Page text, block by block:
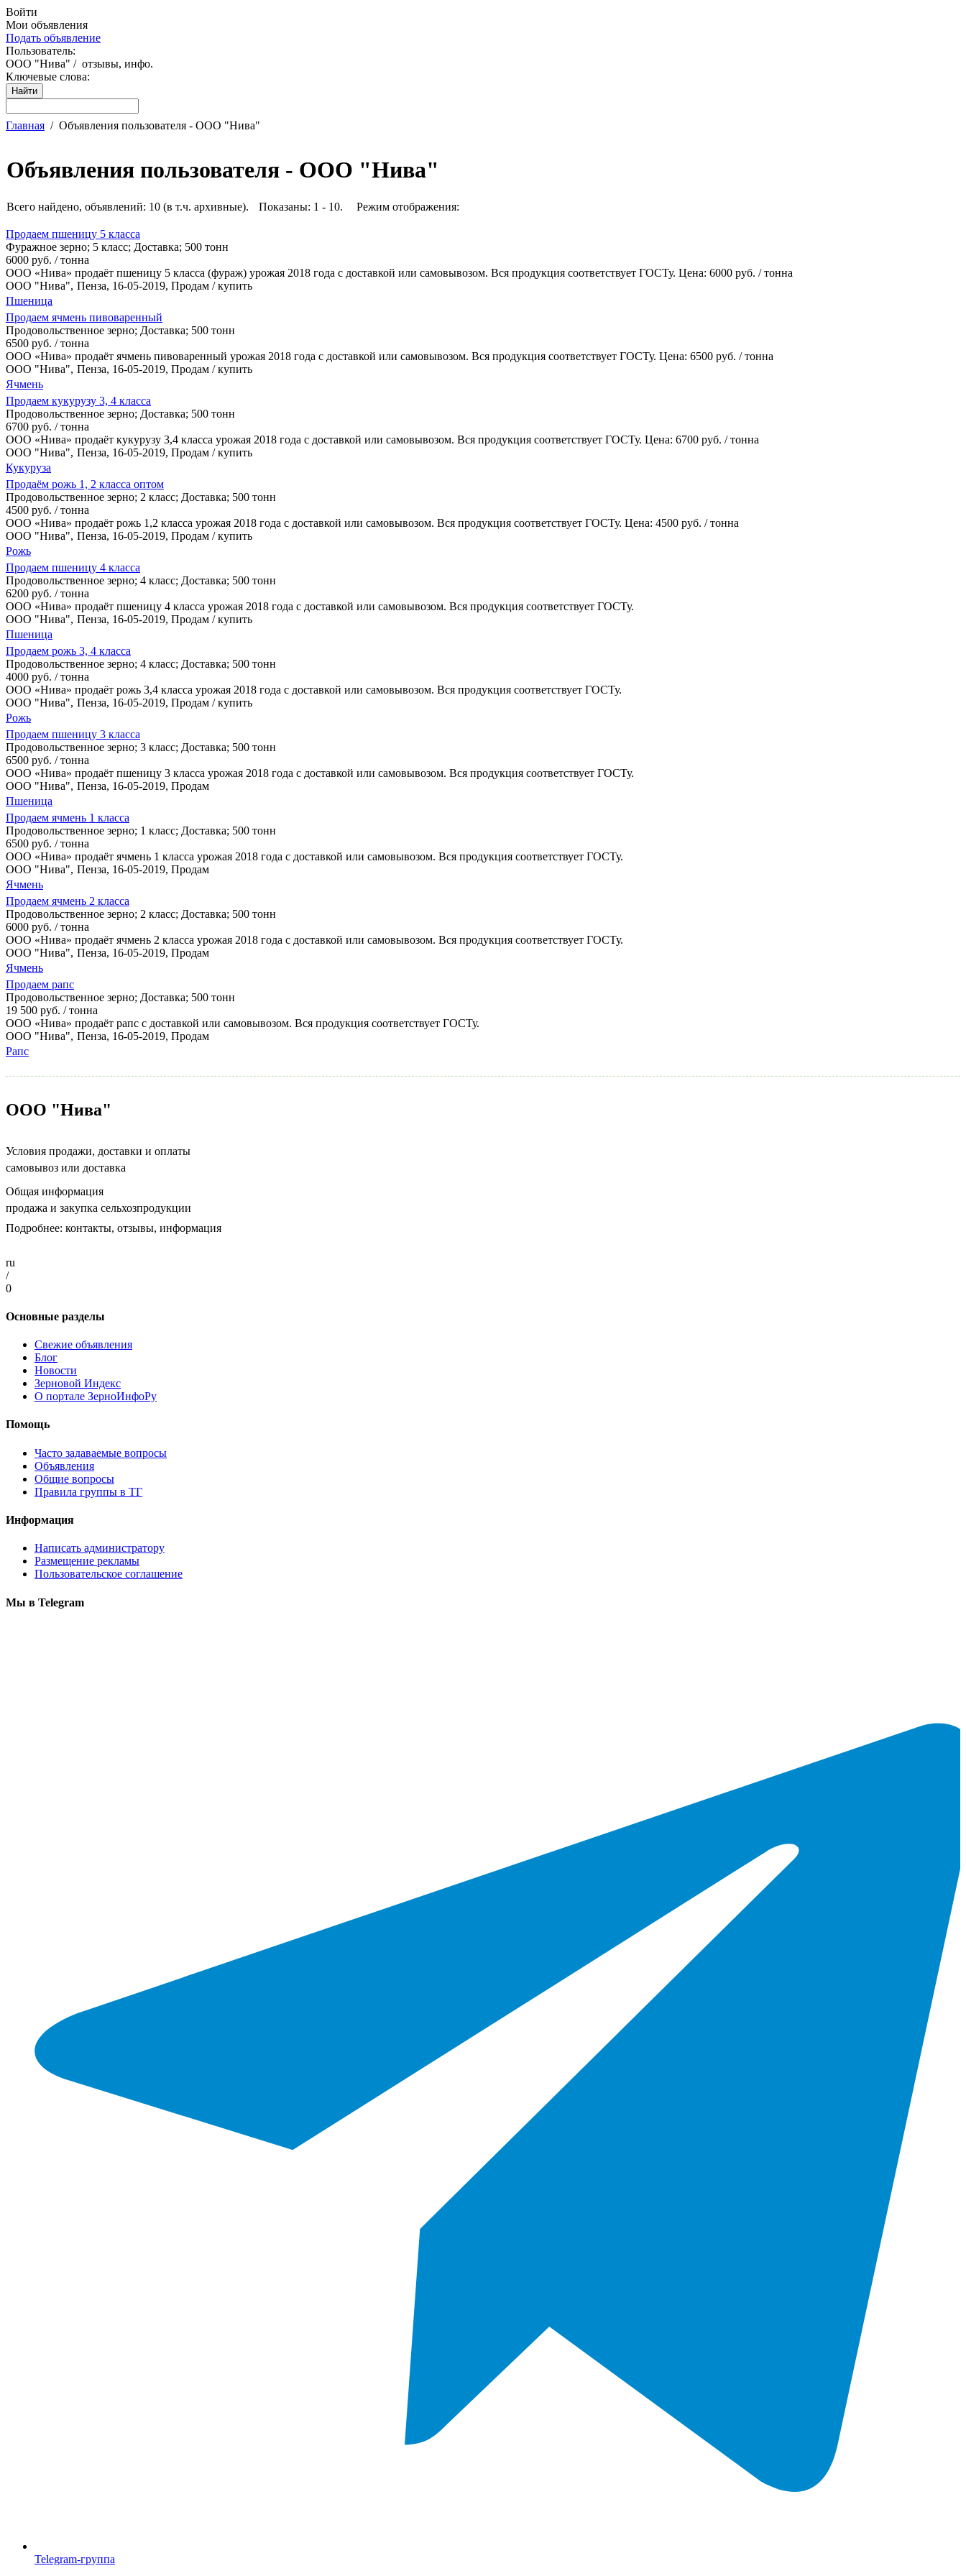
Войти
Мои объявления
Подать объявление
Пользователь:
ООО "Нива" / отзывы, инфо.
Ключевые слова:
Главная / Объявления пользователя - ООО "Нива"
Объявления пользователя - ООО "Нива"
Всего найдено, объявлений: 10 (в т.ч. архивные). Показаны: 1 - 10. Режим отображения:
Продаем пшеницу 5 класса
Фуражное зерно; 5 класс; Доставка; 500 тонн
6000 руб. / тонна
ООО «Нива» продаёт пшеницу 5 класса (фураж) урожая 2018 года с доставкой или самовывозом. Вся продукция соответствует ГОСТу. Цена: 6000 руб. / тонна
ООО "Нива", Пенза, 16-05-2019, Продам / купить
Пшеница
Продаем ячмень пивоваренный
Продовольственное зерно; Доставка; 500 тонн
6500 руб. / тонна
ООО «Нива» продаёт ячмень пивоваренный урожая 2018 года с доставкой или самовывозом. Вся продукция соответствует ГОСТу. Цена: 6500 руб. / тонна
ООО "Нива", Пенза, 16-05-2019, Продам / купить
Ячмень
Продаем кукурузу 3, 4 класса
Продовольственное зерно; Доставка; 500 тонн
6700 руб. / тонна
ООО «Нива» продаёт кукурузу 3,4 класса урожая 2018 года с доставкой или самовывозом. Вся продукция соответствует ГОСТу. Цена: 6700 руб. / тонна
ООО "Нива", Пенза, 16-05-2019, Продам / купить
Кукуруза
Продаём рожь 1, 2 класса оптом
Продовольственное зерно; 2 класс; Доставка; 500 тонн
4500 руб. / тонна
ООО «Нива» продаёт рожь 1,2 класса урожая 2018 года с доставкой или самовывозом. Вся продукция соответствует ГОСТу. Цена: 4500 руб. / тонна
ООО "Нива", Пенза, 16-05-2019, Продам / купить
Рожь
Продаем пшеницу 4 класса
Продовольственное зерно; 4 класс; Доставка; 500 тонн
6200 руб. / тонна
ООО «Нива» продаёт пшеницу 4 класса урожая 2018 года с доставкой или самовывозом. Вся продукция соответствует ГОСТу.
ООО "Нива", Пенза, 16-05-2019, Продам / купить
Пшеница
Продаем рожь 3, 4 класса
Продовольственное зерно; 4 класс; Доставка; 500 тонн
4000 руб. / тонна
ООО «Нива» продаёт рожь 3,4 класса урожая 2018 года с доставкой или самовывозом. Вся продукция соответствует ГОСТу.
ООО "Нива", Пенза, 16-05-2019, Продам / купить
Рожь
Продаем пшеницу 3 класса
Продовольственное зерно; 3 класс; Доставка; 500 тонн
6500 руб. / тонна
ООО «Нива» продаёт пшеницу 3 класса урожая 2018 года с доставкой или самовывозом. Вся продукция соответствует ГОСТу.
ООО "Нива", Пенза, 16-05-2019, Продам
Пшеница
Продаем ячмень 1 класса
Продовольственное зерно; 1 класс; Доставка; 500 тонн
6500 руб. / тонна
ООО «Нива» продаёт ячмень 1 класса урожая 2018 года с доставкой или самовывозом. Вся продукция соответствует ГОСТу.
ООО "Нива", Пенза, 16-05-2019, Продам
Ячмень
Продаем ячмень 2 класса
Продовольственное зерно; 2 класс; Доставка; 500 тонн
6000 руб. / тонна
ООО «Нива» продаёт ячмень 2 класса урожая 2018 года с доставкой или самовывозом. Вся продукция соответствует ГОСТу.
ООО "Нива", Пенза, 16-05-2019, Продам
Ячмень
Продаем рапс
Продовольственное зерно; Доставка; 500 тонн
19 500 руб. / тонна
ООО «Нива» продаёт рапс с доставкой или самовывозом. Вся продукция соответствует ГОСТу.
ООО "Нива", Пенза, 16-05-2019, Продам
Рапс
ООО "Нива"
Условия продажи, доставки и оплаты
самовывоз или доставка
Общая информация
продажа и закупка сельхозпродукции
Подробнее: контакты, отзывы, информация
ru
/
0
Основные разделы
Свежие объявления
Блог
Новости
Зерновой Индекс
О портале ЗерноИнфоРу
Помощь
Часто задаваемые вопросы
Объявления
Общие вопросы
Правила группы в ТГ
Информация
Написать администратору
Размещение рекламы
Пользовательское соглашение
Мы в Telegram
Telegram-группа